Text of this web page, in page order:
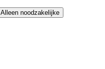
Alleen noodzakelijke